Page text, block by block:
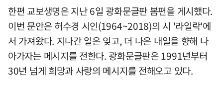
한편 교보생명은 지난 6일 광화문글판 봄편을 게시했다.
이번 문안은 허수경 시인(1964~2018)의 시 '라일락'에
서 가져왔다. 지나간 일은 잊고, 더 나은 내일을 향해 나
아가자는 메시지를 전한다. 광화문글판은 1991년부터
30년 넘게 희망과 사랑의 메시지를 전해오고 있다.